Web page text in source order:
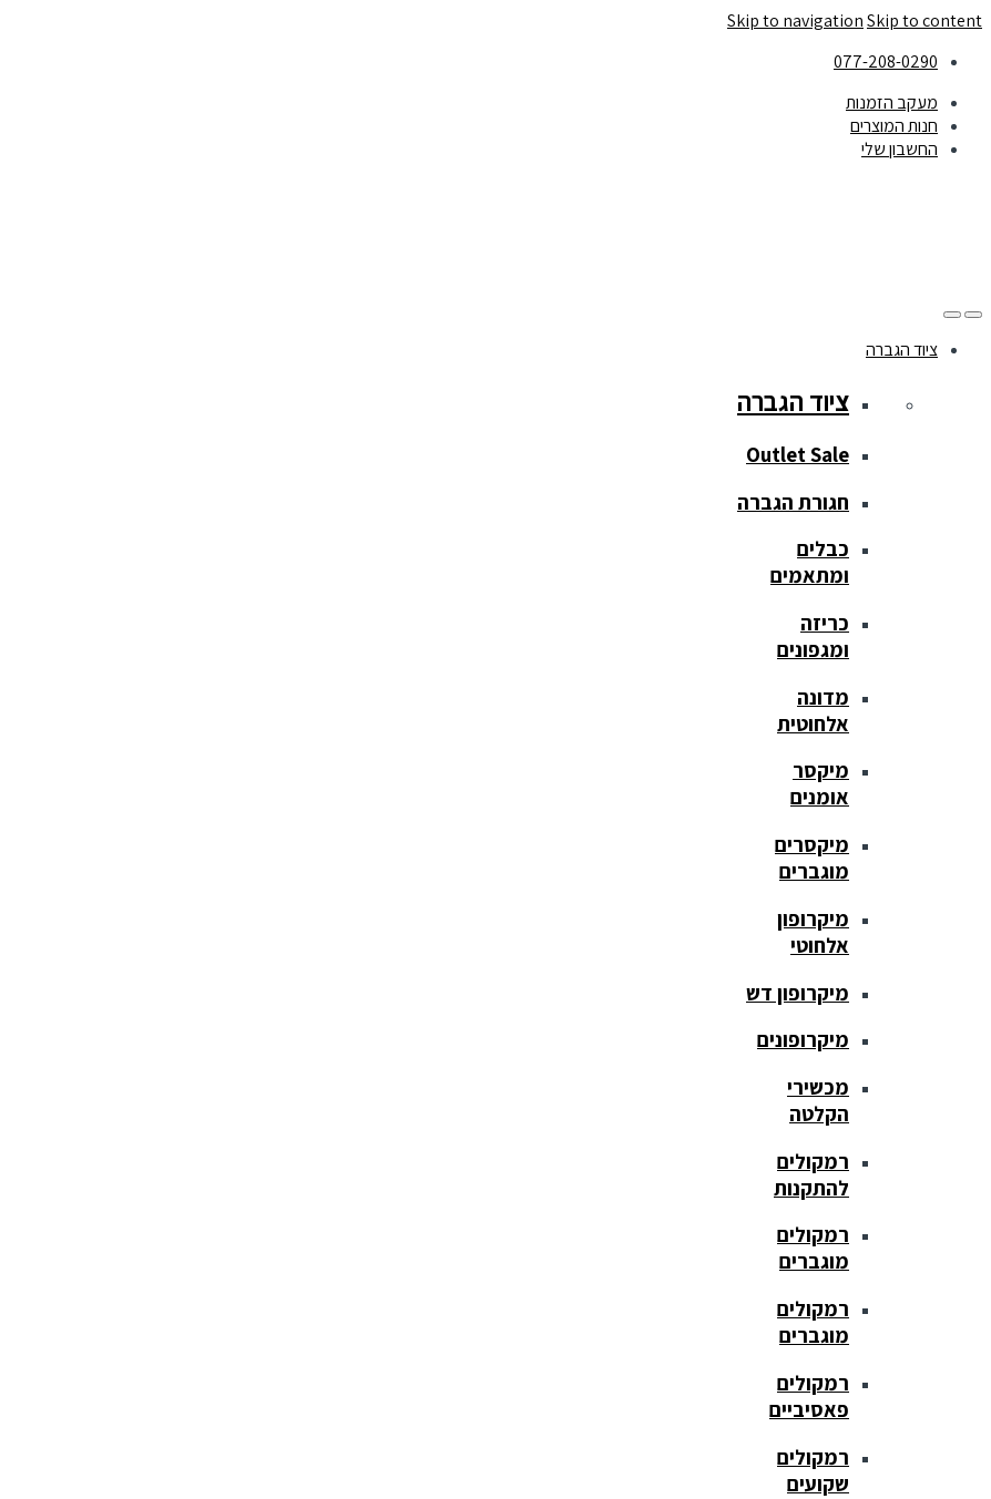
Skip to navigationSkip to content
077-208-0290
מעקב הזמנות
חנות המוצרים
החשבון שלי
ציוד הגברה
ציוד הגברה
Outlet Sale
חגורת הגברה
כבלים
ומתאמים
כריזה
ומגפונים
מדונה
אלחוטית
מיקסר
אומנים
מיקסרים
מוגברים
מיקרופון
אלחוטי
מיקרופון דש
מיקרופונים
מכשירי
הקלטה
רמקולים
להתקנות
רמקולים
מוגברים
רמקולים
מוגברים
רמקולים
פאסיביים
רמקולים
שקועים